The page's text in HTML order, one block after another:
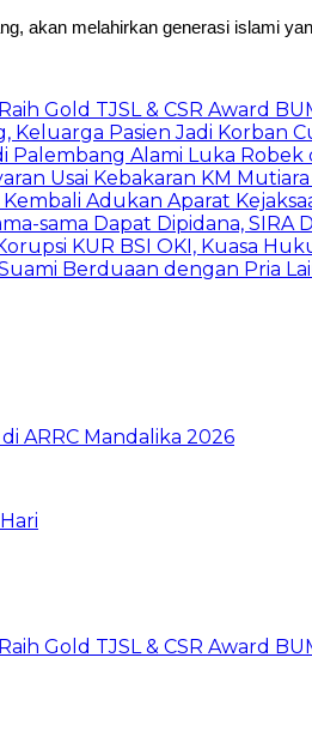
akan melahirkan generasi islami
Gold TJSL & CSR Award
Keluarga Pasien Jadi Korban
Palembang Alami Luka Robek
Usai Kebakaran KM
Adukan Aparat
sama Dapat Dipidana, SIRA
KUR BSI OKI, Kuasa
Berduaan dengan Pria
ARRC Mandalika 2026
Gold TJSL & CSR Award